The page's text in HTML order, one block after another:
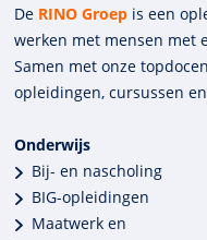
De RINO Groep is een
werken met mensen met
Samen met onze
opleidingen, cursussen
Onderwijs
Bij- en nascholing
BIG-opleidingen
Maatwerk en